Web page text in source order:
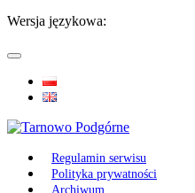
Wersja językowa:
Regulamin serwisu
Polityka prywatności
Archiwum